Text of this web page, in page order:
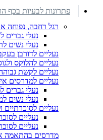
פתרונות לבעיות בכף
רגל רחבה, נפוחה
נעלי גברים
נעלי נשים
נעליים לדורבן
נעליים להלוקס
נעליים לקשת
נעליים למדרסים
נעלי גברים
נעלי נשים
נעליים לסוכרתיים
נעליים
נעליים
מדרסים בהתאמה